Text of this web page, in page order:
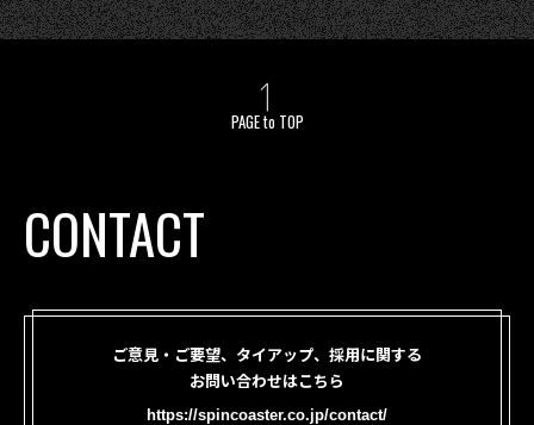
PAGE to TOP
CONTACT
ご意見・ご要望、タイアップ、採用に関する
お問い合わせはこちら
https://spincoaster.co.jp/contact/